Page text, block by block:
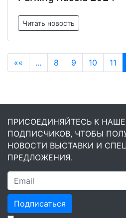
Читать новость
«« ... 8 9 10 11
ПРИСОЕДИНЯЙТЕСЬ К
ПОДПИСЧИКОВ, ЧТОБЫ
НОВОСТИ ВЫСТАВКИ И
ПРЕДЛОЖЕНИЯ.
Подписаться